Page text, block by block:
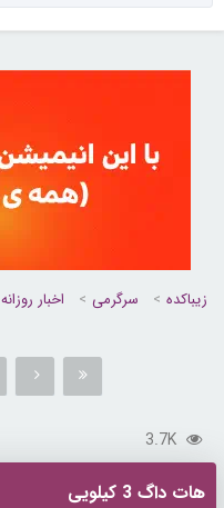
زیباکده سرگرمی اخبار روزانه
3.7K
هات داگ 3 کیلویی